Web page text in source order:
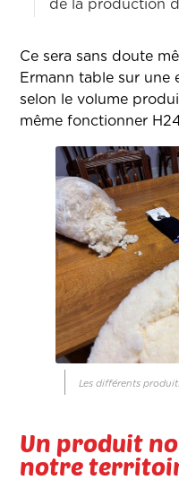
de la production
Ce sera sans doute
Ermann table sur une
selon le volume
même fonctionner
Les différents
Un produit
notre